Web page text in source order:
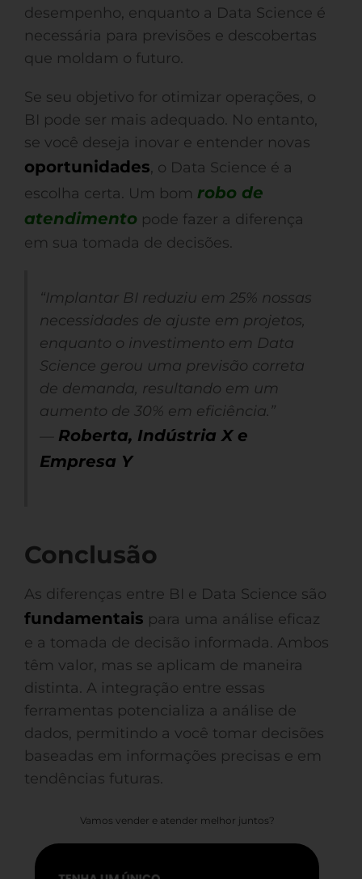
desempenho, enquanto a Data Science é
necessária para previsões e descobertas
que moldam o futuro.
Se seu objetivo for otimizar operações, o
BI pode ser mais adequado. No entanto,
se você deseja inovar e entender novas
oportunidades, o Data Science é a
escolha certa. Um bom robo de
atendimento pode fazer a diferença
em sua tomada de decisões.
“Implantar BI reduziu em 25% nossas
necessidades de ajuste em projetos,
enquanto o investimento em Data
Science gerou uma previsão correta
de demanda, resultando em um
aumento de 30% em eficiência.”
Roberta, Indústria X e
Empresa Y
Conclusão
As diferenças entre BI e Data Science são
fundamentais para uma análise eficaz
e a tomada de decisão informada. Ambos
têm valor, mas se aplicam de maneira
distinta. A integração entre essas
ferramentas potencializa a análise de
dados, permitindo a você tomar decisões
baseadas em informações precisas e em
tendências futuras.
Vamos vender e atender melhor juntos?